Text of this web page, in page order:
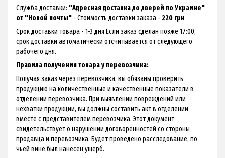
Служба доставки: "Адресная доставка до дверей по Украине"
от "Новой почты" - Стоимость доставки заказа - 220 грн
Срок доставки товара - 1-3 дня Если заказ сделан позже 17:00,
срок доставки автоматически отсчитывается от следующего
рабочего дня.
Правила получения товара у перевозчика:
Получая заказ через перевозчика, вы обязаны проверить
продукцию на количественные и качественные показатели в
отделении перевозчика. При выявлении повреждений или
нехватки продукции, вы должны составить акт в отделении
вместе с представителем перевозчика. Этот документ
свидетельствует о нарушении договоренностей со стороны
продавца и перевозчика. Будет проведено расследование, по
чьей вине был нанесен ущерб.